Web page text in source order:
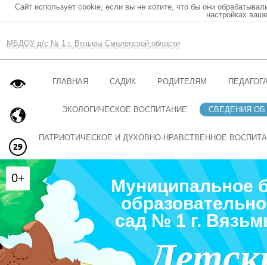
Сайт использует cookie, если вы не хотите, что бы они
настройках
МБДОУ д/с № 1 г. Вязьмы Смоленской области
ГЛАВНАЯ САДИК РОДИТЕЛЯМ
ЭКОЛОГИЧЕСКОЕ ВОСПИТАНИЕ СВЕДЕНИЯ ОБ
ПАТРИОТИЧЕСКОЕ И ДУХОВНО-НРАВСТВЕННОЕ
Муниципальное
сад № 1 г.
0+